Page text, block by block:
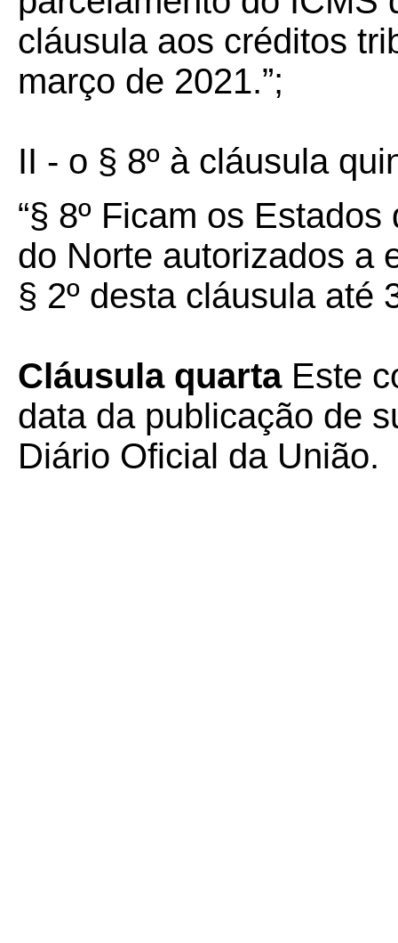
cláusula aos créditos
março de 2021.”;
II - o § 8º à cláusula
“§ 8º Ficam os
do Norte autorizados a
§ 2º desta cláusula até
Cláusula quartaEste
data da publicação de
Diário Oficial da União.